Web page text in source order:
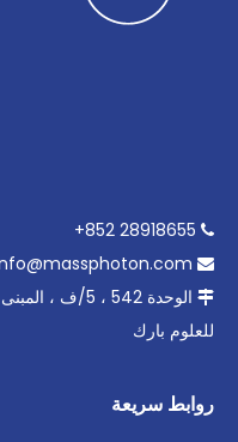



للعلوم بارك
روابط سريعة